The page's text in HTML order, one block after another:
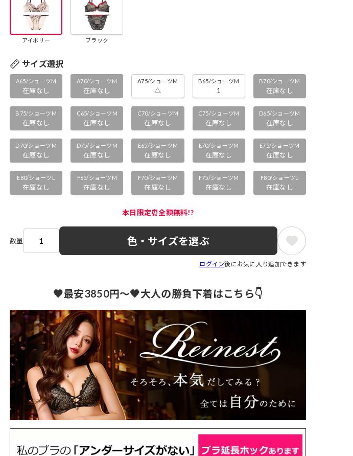
アイボリー ブラック
サイズ選択
A65/ショーツM
在庫なし
A70/ショーツM
在庫なし
A75/ショーツM
△
B65/ショーツM
1
B70/ショーツM
在庫なし
B75/ショーツM
在庫なし
C65/ショーツM
在庫なし
C70/ショーツM
在庫なし
C75/ショーツM
在庫なし
D65/ショーツM
在庫なし
D70/ショーツM
在庫なし
D75/ショーツM
在庫なし
E65/ショーツM
在庫なし
E70/ショーツM
在庫なし
E75/ショーツM
在庫なし
E80/ショーツL
在庫なし
F65/ショーツM
在庫なし
F70/ショーツM
在庫なし
F75/ショーツM
在庫なし
F80/ショーツL
在庫なし
本日限定⏰全額無料!?
数量 色・サイズを選ぶ
ログイン後にお気に入り追加できます
🖤最安3850円～🖤大人の勝負下着はこちら👇